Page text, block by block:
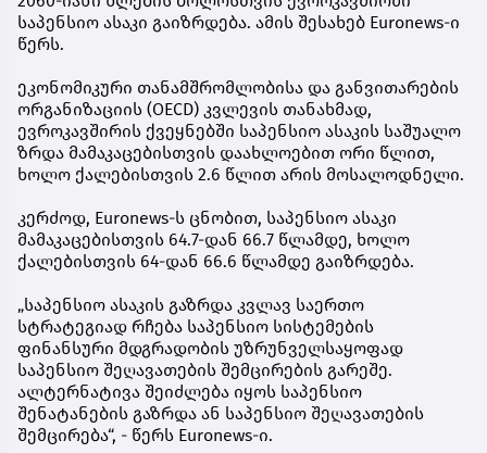
საპენსიო ასაკი გაიზრდება. ამის შესახებ Euronews-ი
წერს.
ეკონომიკური თანამშრომლობისა და განვითარების
ორგანიზაციის (OECD) კვლევის თანახმად,
ევროკავშირის ქვეყნებში საპენსიო ასაკის საშუალო
ზრდა მამაკაცებისთვის დაახლოებით ორი წლით,
ხოლო ქალებისთვის 2.6 წლით არის მოსალოდნელი.
კერძოდ, Euronews-ს ცნობით, საპენსიო ასაკი
მამაკაცებისთვის 64.7-დან 66.7 წლამდე, ხოლო
ქალებისთვის 64-დან 66.6 წლამდე გაიზრდება.
„საპენსიო ასაკის გაზრდა კვლავ საერთო
სტრატეგიად რჩება საპენსიო სისტემების
ფინანსური მდგრადობის უზრუნველსაყოფად
საპენსიო შეღავათების შემცირების გარეშე.
ალტერნატივა შეიძლება იყოს საპენსიო
შენატანების გაზრდა ან საპენსიო შეღავათების
შემცირება“, - წერს Euronews-ი.